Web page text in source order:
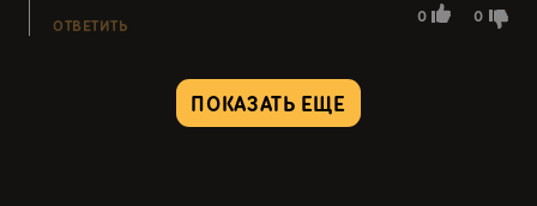
0 0
ОТВЕТИТЬ
ПОКАЗАТЬ ЕЩЕ